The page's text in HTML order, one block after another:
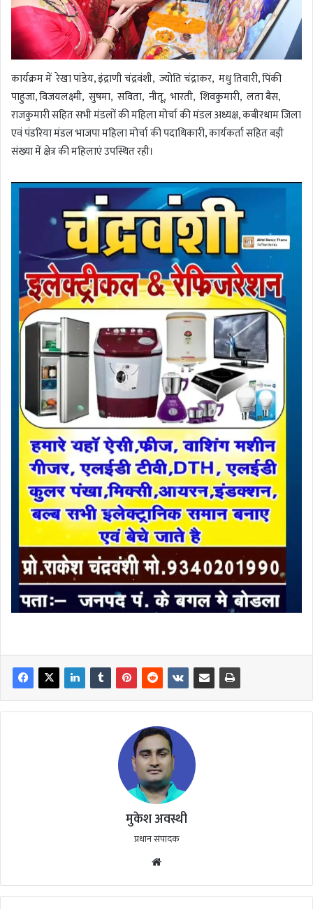
कार्यक्रम में रेखा पांडेय, इंद्राणी चंद्रवंशी, ज्योति चंद्राकर, मधु तिवारी, पिंकी
पाहुजा, विजयलक्ष्मी, सुषमा, सविता, नीतू, भारती, शिवकुमारी, लता बैस,
राजकुमारी सहित सभी मंडलों की महिला मोर्चा की मंडल अध्यक्ष, कबीरधाम जिला
एवं पंडरिया मंडल भाजपा महिला मोर्चा की पदाधिकारी, कार्यकर्ता सहित बड़ी
संख्या में क्षेत्र की महिलाएं उपस्थित रही।
मुकेश अवस्थी
प्रधान संपादक